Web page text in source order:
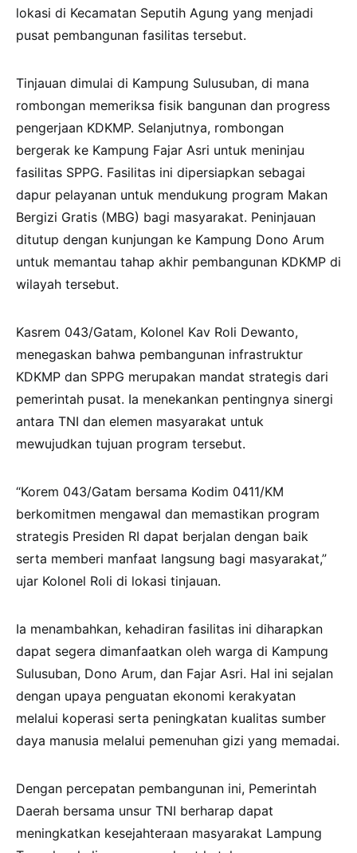
lokasi di Kecamatan Seputih Agung yang menjadi
pusat pembangunan fasilitas tersebut.
Tinjauan dimulai di Kampung Sulusuban, di mana
rombongan memeriksa fisik bangunan dan progress
pengerjaan KDKMP. Selanjutnya, rombongan
bergerak ke Kampung Fajar Asri untuk meninjau
fasilitas SPPG. Fasilitas ini dipersiapkan sebagai
dapur pelayanan untuk mendukung program Makan
Bergizi Gratis (MBG) bagi masyarakat. Peninjauan
ditutup dengan kunjungan ke Kampung Dono Arum
untuk memantau tahap akhir pembangunan KDKMP di
wilayah tersebut.
Kasrem 043/Gatam, Kolonel Kav Roli Dewanto,
menegaskan bahwa pembangunan infrastruktur
KDKMP dan SPPG merupakan mandat strategis dari
pemerintah pusat. Ia menekankan pentingnya sinergi
antara TNI dan elemen masyarakat untuk
mewujudkan tujuan program tersebut.
“Korem 043/Gatam bersama Kodim 0411/KM
berkomitmen mengawal dan memastikan program
strategis Presiden RI dapat berjalan dengan baik
serta memberi manfaat langsung bagi masyarakat,”
ujar Kolonel Roli di lokasi tinjauan.
Ia menambahkan, kehadiran fasilitas ini diharapkan
dapat segera dimanfaatkan oleh warga di Kampung
Sulusuban, Dono Arum, dan Fajar Asri. Hal ini sejalan
dengan upaya penguatan ekonomi kerakyatan
melalui koperasi serta peningkatan kualitas sumber
daya manusia melalui pemenuhan gizi yang memadai.
Dengan percepatan pembangunan ini, Pemerintah
Daerah bersama unsur TNI berharap dapat
meningkatkan kesejahteraan masyarakat Lampung